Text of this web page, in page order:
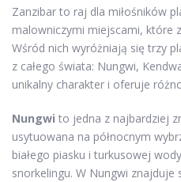
Zanzibar to raj dla miłośników
malowniczymi miejscami, które
Wśród nich wyróżniają się trzy
z całego świata: Nungwi,
unikalny charakter i oferuje
Nungwi to jedna z najbardziej
usytuowana na północnym
białego piasku i turkusowej
snorkelingu. W Nungwi znajduje